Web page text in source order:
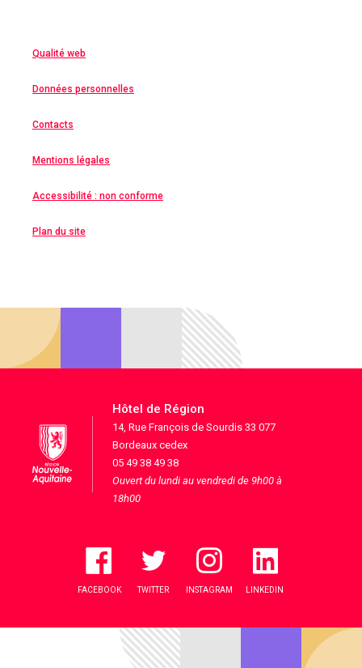
Qualité web
Données personnelles
Contacts
Mentions légales
Accessibilité : non conforme
Plan du site
Hôtel de Région
14, Rue François de Sourdis 33 077
Bordeaux cedex
05 49 38 49 38
Ouvert du lundi au vendredi de 9h00 à
18h00
FACEBOOK TWITTER INSTAGRAM LINKEDIN